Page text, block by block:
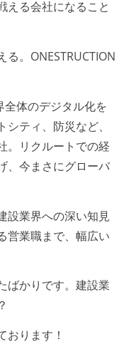
フラといった役割
にまで染み出して
ために、開発チー
ビューに参加してい
の環境は、各自の責
る開発メンバーが
するメンバーが中心
成果を随時確認し
を柔軟に調整する形
以上ビハインドし
える会社になること
。ONESTRUCTION
体のデジタル化を
ティ、防災など、
。リクルートでの経
、今まさにグローバ
設業界への深い知見
営業職まで、幅広い
ばかりです。建設業
おります！